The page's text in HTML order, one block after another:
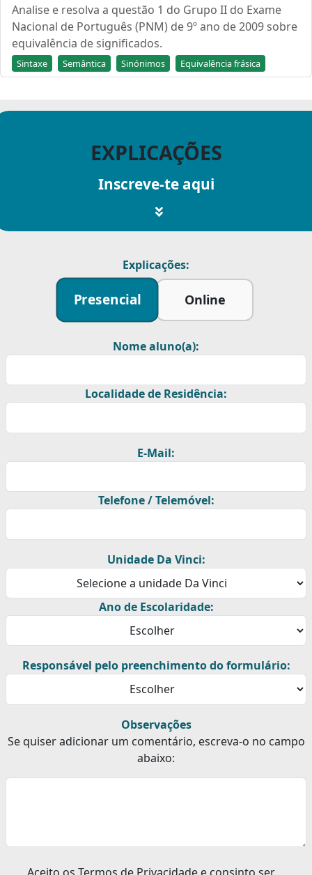
Analise e resolva a questão 1 do Grupo II do Exame
Nacional de Português (PNM) de 9º ano de 2009 sobre
equivalência de significados.
Sintaxe Semântica Sinónimos Equivalência frásica
EXPLICAÇÕES
Inscreve-te aqui
Explicações:
Presencial Online
Nome aluno(a):
Localidade de Residência:
E-Mail:
Telefone / Telemóvel:
Unidade Da Vinci:
Ano de Escolaridade:
Responsável pelo preenchimento do formulário:
Observações
Se quiser adicionar um comentário, escreva-o no campo
abaixo: